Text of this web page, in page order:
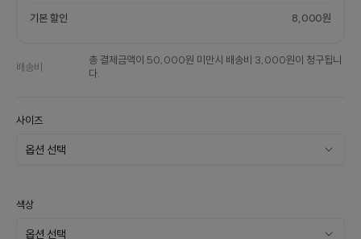
기본 할인 8,000원
배송비
총 결제금액이 50,000원 미만시 배송비 3,000원이 청구됩니
다.
사이즈
색상